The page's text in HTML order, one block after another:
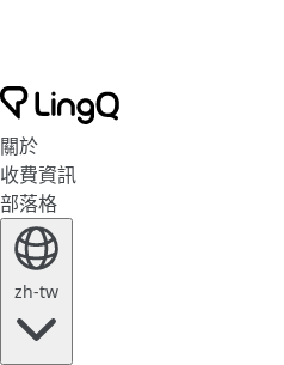
關於
收費資訊
部落格
zh-tw